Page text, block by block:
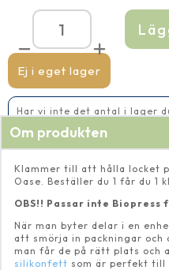
Ej i eget lager
Klammer
BioPress
4000
mängd
Har vi inte det antal i lager
Om produkten
Klammer till att hålla locket
Oase. Beställer du 1 får du 1
OBS!! Passar inte Biopress
När man byter delar i en
att smörja in packningar
man får de på rätt plats och
silikonfett som är perfekt till